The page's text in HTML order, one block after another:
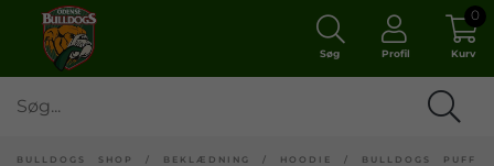
Søg Profil Kurv
0
BULLDOGS SHOP / BEKLÆDNING / HOODIE / BULLDOGS PUFF